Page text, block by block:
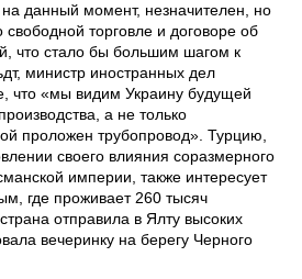
данный момент, незначителен, но
торговле и договоре об
что стало бы большим шагом к
министр иностранных дел
что «мы видим Украину будущей
а не только
проложен трубопровод». Турцию,
своего влияния соразмерного
империи, также интересует
где проживает 260 тысяч
отправила в Ялту высоких
вечеринку на берегу Черного